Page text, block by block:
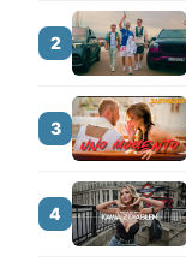
2
3
4